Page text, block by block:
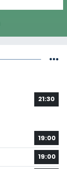
21:30
19:00
19:00